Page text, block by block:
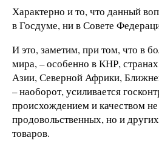
Характерно и то, что данный
в Госдуме, ни в Совете
И это, заметим, при том, что в
мира, – особенно в КНР,
Азии, Северной Африки,
– наоборот, усиливается
происхождением и качеством не
продовольственных, но и
товаров.